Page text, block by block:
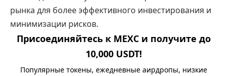
рынка для более эффективного инвестирования и
минимизации рисков.
Присоединяйтесь к MEXC и получите до
10,000 USDT!
Популярные токены, ежедневные аирдропы, низкие